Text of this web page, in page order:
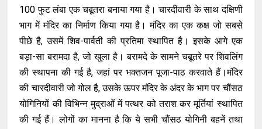
100 फुट लंबा एक चबूतरा बनाया गया है। चारदीवारी के साथ दक्षिणी
भाग में मंदिर का निर्माण किया गया है। मंदिर का एक कक्ष जो सबसे
पीछे है, उसमें शिव-पार्वती की प्रतिमा स्थापित है। इसके आगे एक
बड़ा-सा बरामदा है, जो खुला है। बरामदे के सामने चबूतरे पर शिवलिंग
की स्थापना की गई है, जहां पर भक्तजन पूजा-पाठ करवाते हैं।मंदिर
की चारदीवारी जो गोल है, उसके ऊपर मंदिर के अंदर के भाग पर चौंसठ
योगिनियों की विभिन्न मुद्राओं में पत्थर को तराश कर मूर्तियां स्थापित
की गई हैं। लोगों का मानना है कि ये सभी चौंसठ योगिनी बहनें तथा